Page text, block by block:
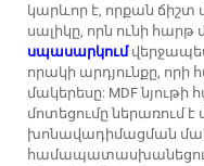
կարևոր է, որքան ճիշտ
սալիկը, որն ունի
սպասարկում
որակի արդյունքը,
մակերեսը: MDF
մոտեցումը ներառում
խոնավադիմացման